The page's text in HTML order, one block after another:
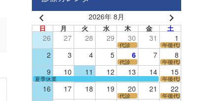
2026年 8月
日 月 火 水 木 金 土
26 27 28 29 30 31 1
代診 午後代診
2 3 4 5 6 7 8
代診 午後代診
9 10 11 12 13 14 15
夏季休業 午後代診
16 17 18 19 20 21 22
代診 午後代診